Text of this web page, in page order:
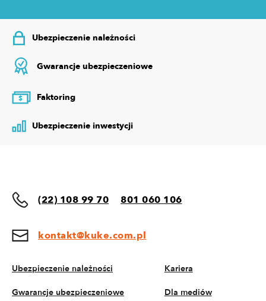
Ubezpieczenie należności
Gwarancje ubezpieczeniowe
$ Faktoring
Ubezpieczenie inwestycji
(22) 108 99 70 801 060 106
kontakt@kuke.com.pl
Ubezpieczenie należności
Gwarancje ubezpieczeniowe
Kariera
Dla mediów